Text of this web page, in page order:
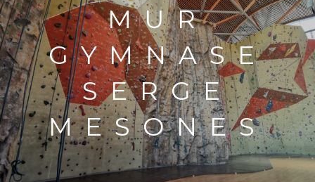
MUR
GYMNASE
SERGE
MESONES